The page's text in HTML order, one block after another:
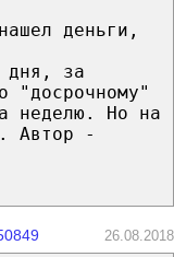
деньги,
дня, за
"досрочному"
неделю. Но на
Автор -
26.08.2018